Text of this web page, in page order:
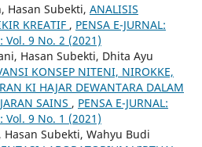
Hasan Subekti, ANALISIS
KREATIF , PENSA E-JURNAL:
Vol. 9 No. 2 (2021)
Hasan Subekti, Dhita Ayu
KONSEP NITENI, NIROKKE,
KI HAJAR DEWANTARA DALAM
SAINS , PENSA E-JURNAL:
Vol. 9 No. 1 (2021)
Subekti, Wahyu Budi